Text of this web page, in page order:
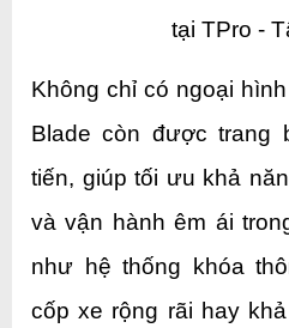
tại TPro -
Không chỉ có ngoại
Blade còn được trang
tiến, giúp tối ưu khả
và vận hành êm ái
như hệ thống khóa
cốp xe rộng rãi hay